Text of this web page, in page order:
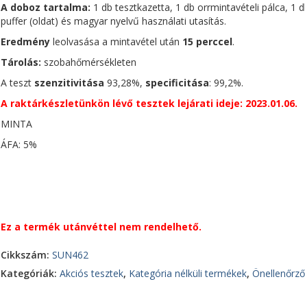
A doboz tartalma: 1 db tesztkazetta, 1 db orrmintavételi pálca, 1
puffer (oldat) és magyar nyelvű használati utasítás.
Eredmény leolvasása a mintavétel után 15 perccel.
Tárolás: szobahőmérsékleten
A teszt szenzitivitása 93,28%, specificitása: 99,2%.
A raktárkészletünkön lévő tesztek lejárati ideje: 2023.01.06.
MINTA
ÁFA: 5%
Ez a termék utánvéttel nem rendelhető.
Cikkszám: SUN462
Kategóriák: Akciós tesztek, Kategória nélküli termékek,